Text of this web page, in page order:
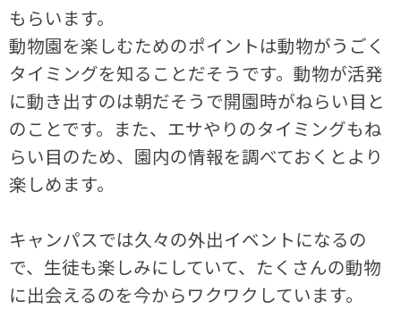
もらいます。
動物園を楽しむためのポイントは動物がうごく
タイミングを知ることだそうです。動物が活発
に動き出すのは朝だそうで開園時がねらい目と
のことです。また、エサやりのタイミングもね
らい目のため、園内の情報を調べておくとより
楽しめます。
キャンパスでは久々の外出イベントになるの
で、生徒も楽しみにしていて、たくさんの動物
に出会えるのを今からワクワクしています。